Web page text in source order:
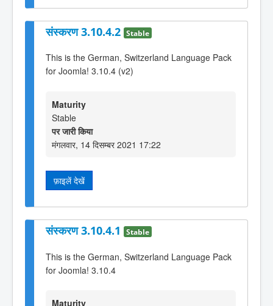
संस्करण 3.10.4.2 Stable
This is the German, Switzerland Language Pack
for Joomla! 3.10.4 (v2)
Maturity
Stable
पर जारी किया
मंगलवार, 14 दिसम्बर 2021 17:22
फ़ाइलें देखें
संस्करण 3.10.4.1 Stable
This is the German, Switzerland Language Pack
for Joomla! 3.10.4
Maturity